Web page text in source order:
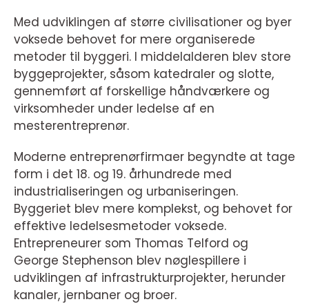
Med udviklingen af større civilisationer og byer
voksede behovet for mere organiserede
metoder til byggeri. I middelalderen blev store
byggeprojekter, såsom katedraler og slotte,
gennemført af forskellige håndværkere og
virksomheder under ledelse af en
mesterentreprenør.
Moderne entreprenørfirmaer begyndte at tage
form i det 18. og 19. århundrede med
industrialiseringen og urbaniseringen.
Byggeriet blev mere komplekst, og behovet for
effektive ledelsesmetoder voksede.
Entrepreneurer som Thomas Telford og
George Stephenson blev nøglespillere i
udviklingen af infrastrukturprojekter, herunder
kanaler, jernbaner og broer.